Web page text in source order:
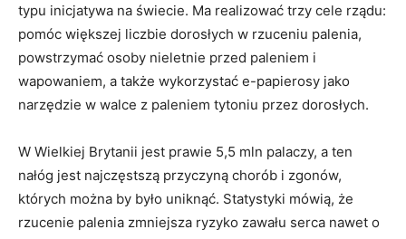
typu inicjatywa na świecie. Ma realizować trzy cele rządu:
pomóc większej liczbie dorosłych w rzuceniu palenia,
powstrzymać osoby nieletnie przed paleniem i
wapowaniem, a także wykorzystać e-papierosy jako
narzędzie w walce z paleniem tytoniu przez dorosłych.
W Wielkiej Brytanii jest prawie 5,5 mln palaczy, a ten
nałóg jest najczęstszą przyczyną chorób i zgonów,
których można by było uniknąć. Statystyki mówią, że
rzucenie palenia zmniejsza ryzyko zawału serca nawet o